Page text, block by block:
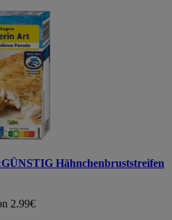
Hähnchenbruststreifen
2.99€